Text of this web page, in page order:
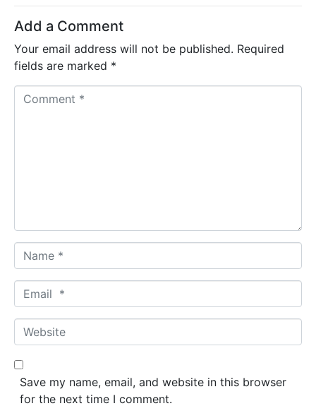
Add a Comment
Your email address will not be published. Required
fields are marked *
a
m
*
m
a
*
W
e
b
Save my name, email, and website in this browser
for the next time I comment.